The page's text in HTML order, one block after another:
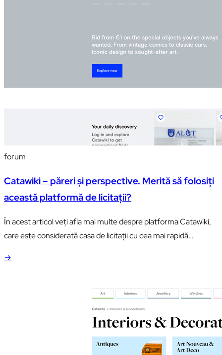
forum
Catawiki – păreri și perspective. Merită să folosiți
această platformă de licitații?
În acest articol veți afla mai multe despre platforma Catawiki,
care este considerată casa de licitații cu cea mai rapidă
acest serviciu, atunci citiți mai departe. Deseori, recenziile
aici vom încerca să risipim orice…
→